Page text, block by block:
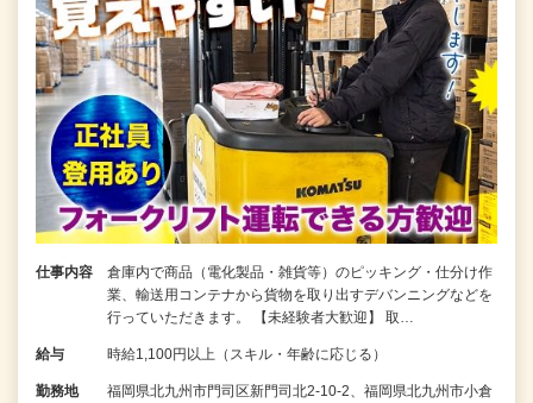
仕事内容
倉庫内で商品（電化製品・雑貨等）のピッキング・仕分け作
業、輸送用コンテナから貨物を取り出すデバンニングなどを
行っていただきます。 【未経験者大歓迎】 取…
給与 時給1,100円以上（スキル・年齢に応じる）
勤務地
福岡県北九州市門司区新門司北2-10-2、福岡県北九州市小倉